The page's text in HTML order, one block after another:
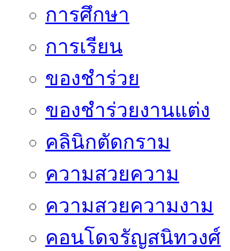
การศึกษา
การเรียน
ของชำร่วย
ของชำร่วยงานแต่ง
คลินิกตัดกราม
ความสวยความ
ความสวยความงาม
คอนโดจรัญสนิทวงศ์